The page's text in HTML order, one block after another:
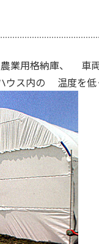
業用格納庫、
ウス内の 温度を